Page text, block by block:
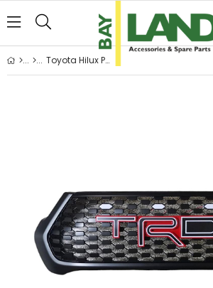
Toyota Hilux Panjur Ledli 2020 - 2022 TRD Logolu